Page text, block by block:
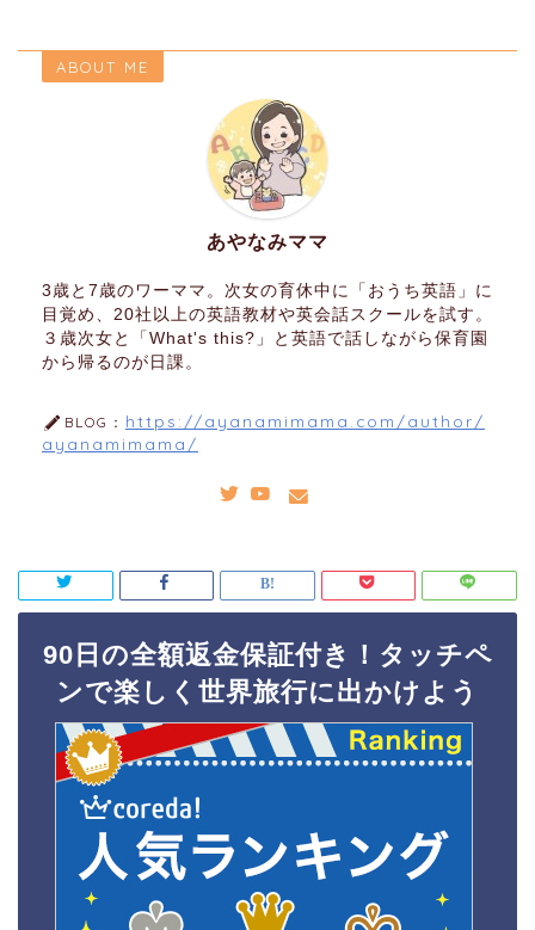
ABOUT ME
あやなみママ
3歳と7歳のワーママ。次女の育休中に「おうち英語」に
目覚め、20社以上の英語教材や英会話スクールを試す。
３歳次女と「What's this?」と英語で話しながら保育園
から帰るのが日課。
BLOG： https://ayanamimama.com/author/
ayanamimama/
90日の全額返金保証付き！タッチペ
ンで楽しく世界旅行に出かけよう